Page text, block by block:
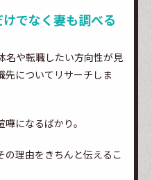
でなく妻も調べる
名や転職したい方向性が見
先についてリサーチしま
になるばかり。
の理由をきちんと伝えるこ